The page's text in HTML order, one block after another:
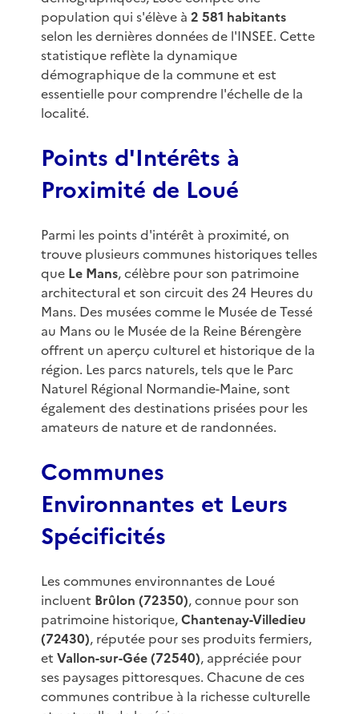
population qui s'élève à 2 581 habitants
selon les dernières données de l'INSEE. Cette
statistique reflète la dynamique
démographique de la commune et est
essentielle pour comprendre l'échelle de la
localité.
Points d'Intérêts à
Proximité de Loué
Parmi les points d'intérêt à proximité, on
trouve plusieurs communes historiques telles
que Le Mans, célèbre pour son patrimoine
architectural et son circuit des 24 Heures du
Mans. Des musées comme le Musée de Tessé
au Mans ou le Musée de la Reine Bérengère
offrent un aperçu culturel et historique de la
région. Les parcs naturels, tels que le Parc
Naturel Régional Normandie-Maine, sont
également des destinations prisées pour les
amateurs de nature et de randonnées.
Communes
Environnantes et Leurs
Spécificités
Les communes environnantes de Loué
incluent Brûlon (72350), connue pour son
patrimoine historique,Chantenay-Villedieu
(72430), réputée pour ses produits fermiers,
et Vallon-sur-Gée (72540), appréciée pour
ses paysages pittoresques. Chacune de ces
communes contribue à la richesse culturelle